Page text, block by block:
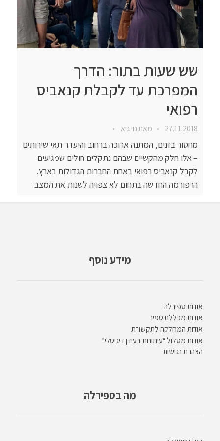
שש שעות בתור: הדרך
המפרכת עד לקבלת קנאביס
רפואי
27.11.2018 מאתנוי גיא
מחסור בזנים, המתנה ארוכה ברחוב והיעדר תאי שירותים
– אלו חלק מהקשיים שבהם נתקלים חולים שמגיעים
לקבל קנאביס רפואי באחת החברות הגדולות בארץ.
הרפורמה החדשה בתחום לא צפויה לשנות את המצב
מידע נוסף
אודות ספירלה
אודות מכללת ספיר
אודות המחלקה לתקשורת
אודות מסלול “עיתונות בעידן דיגיטלי”
הצהרת נגישות
מה בספירלה